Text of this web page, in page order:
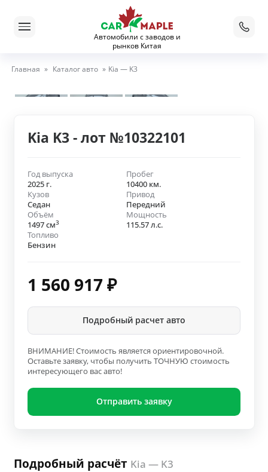
Автомобили с заводов и
рынков Китая
Главная » Каталог авто » Kia — K3
Kia K3 - лот №10322101
Год выпуска
2025 г.
Пробег
10400 км.
Кузов
Седан
Привод
Передний
Объём
1497 см3
Мощность
115.57 л.с.
Топливо
Бензин
1 560 917 ₽
Подробный расчет авто
ВНИМАНИЕ! Стоимость является ориентировочной.
Оставьте заявку, чтобы получить ТОЧНУЮ стоимость
интересующего вас авто!
Отправить заявку
Подробный расчёт Kia — K3